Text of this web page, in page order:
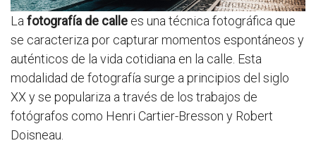
La fotografía de calle es una técnica fotográfica que
se caracteriza por capturar momentos espontáneos y
auténticos de la vida cotidiana en la calle. Esta
modalidad de fotografía surge a principios del siglo
XX y se populariza a través de los trabajos de
fotógrafos como Henri Cartier-Bresson y Robert
Doisneau.